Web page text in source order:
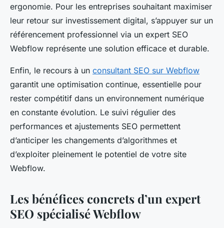
ergonomie. Pour les entreprises souhaitant maximiser
leur retour sur investissement digital, s’appuyer sur un
référencement professionnel via un expert SEO
Webflow représente une solution efficace et durable.
Enfin, le recours à un consultant SEO sur Webflow
garantit une optimisation continue, essentielle pour
rester compétitif dans un environnement numérique
en constante évolution. Le suivi régulier des
performances et ajustements SEO permettent
d’anticiper les changements d’algorithmes et
d’exploiter pleinement le potentiel de votre site
Webflow.
Les bénéfices concrets d’un expert
SEO spécialisé Webflow